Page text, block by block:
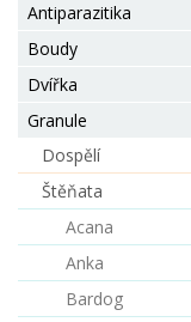
Antiparazitika
Boudy
Dvířka
Granule
Dospělí
Štěňata
Acana
Anka
Bardog